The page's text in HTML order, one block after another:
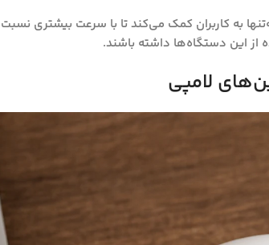
به کاربران کمک می‌کند تا با سرعت بیشتری نسبت
از این دستگاه‌ها داشته باشند.
لامپی